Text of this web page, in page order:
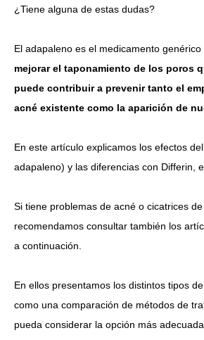
¿Tiene alguna de estas dudas?
El adapaleno es el medicamento genérico
mejorar el taponamiento de los poros
puede contribuir a prevenir tanto el
acné existente como la aparición de
En este artículo explicamos los efectos
adapaleno) y las diferencias con Differin,
Si tiene problemas de acné o cicatrices
recomendamos consultar también los
a continuación.
En ellos presentamos los distintos tipos
como una comparación de métodos de
pueda considerar la opción más